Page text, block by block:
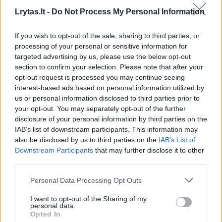
Lrytas.lt - Do Not Process My Personal Information
If you wish to opt-out of the sale, sharing to third parties, or
processing of your personal or sensitive information for
targeted advertising by us, please use the below opt-out
section to confirm your selection. Please note that after your
opt-out request is processed you may continue seeing
interest-based ads based on personal information utilized by
us or personal information disclosed to third parties prior to
your opt-out. You may separately opt-out of the further
disclosure of your personal information by third parties on the
IAB’s list of downstream participants. This information may
also be disclosed by us to third parties on the IAB’s List of
Downstream Participants that may further disclose it to other
Personal Data Processing Opt Outs
I want to opt-out of the Sharing of my
personal data.
Opted In
reikalingą šiai eilutei padengti, būtų mažesnis,
tuo pačiu pilnai užtikrintu ir Seimo narių
pilnavertę parlamentinę veiklą“, – nurodo
iniciatoriai.
Pastarąsias D. Griškevičiaus parengtas Seimo
statuto pataisas parėmė ir „Vardan Lietuvos“
frakcijos nariai Rima Baškienė, Linas
Urmanavičius, Linas Kukuraitis, Agnė
Širinskienė, Lukas Savickas, Jekaterina
Rojaka, Agnė Jakavičiūtė-Miliauskienė,
Zigmantas Balčytis. Taip pat po įstatymine
iniciatyva pasirašė ir Seimo pirmininkas
Saulius Skvernelis.